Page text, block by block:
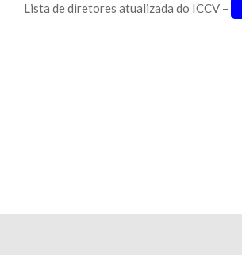
Lista de diretores atualizada do ICCV –